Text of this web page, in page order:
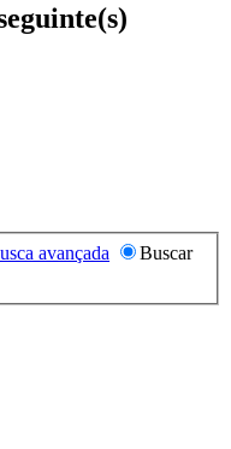
avançada
Buscar